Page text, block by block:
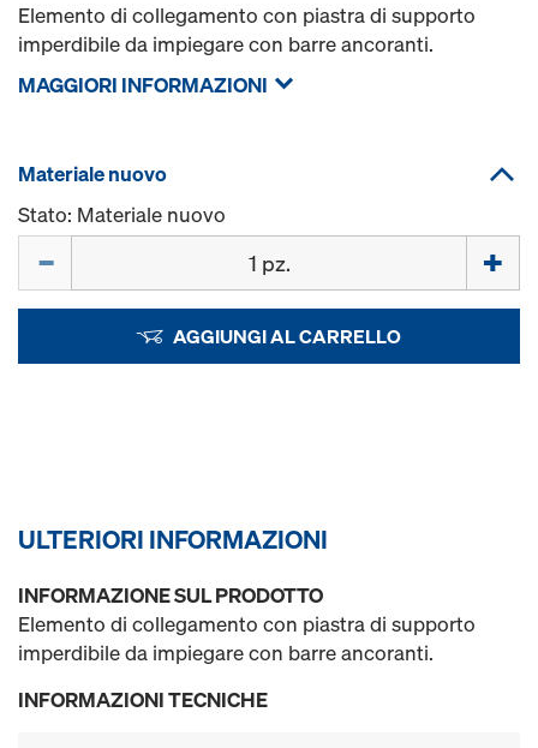
Elemento di collegamento con piastra di supporto
imperdibile da impiegare con barre ancoranti.
MAGGIORI INFORMAZIONI
Materiale nuovo
Stato: Materiale nuovo
AGGIUNGI AL CARRELLO
ULTERIORI INFORMAZIONI
INFORMAZIONE SUL PRODOTTO
Elemento di collegamento con piastra di supporto
imperdibile da impiegare con barre ancoranti.
INFORMAZIONI TECNICHE